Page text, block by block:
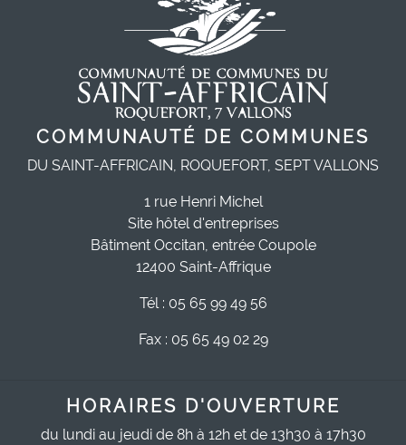
COMMUNAUTÉ DE COMMUNES
DU SAINT-AFFRICAIN, ROQUEFORT, SEPT VALLONS
1 rue Henri Michel
Site hôtel d'entreprises
Bâtiment Occitan, entrée Coupole
12400 Saint-Affrique
Tél : 05 65 99 49 56
Fax : 05 65 49 02 29
HORAIRES D'OUVERTURE
du lundi au jeudi de 8h à 12h et de 13h30 à 17h30